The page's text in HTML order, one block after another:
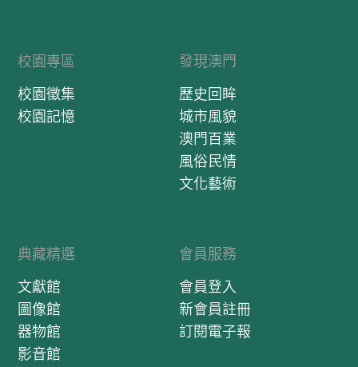
校園專區
校園徵集
校園記憶
發現澳門
歷史回眸
城市風貌
澳門百業
風俗民情
文化藝術
典藏精選
文獻館
圖像館
器物館
影音館
會員服務
會員登入
新會員註冊
訂閱電子報